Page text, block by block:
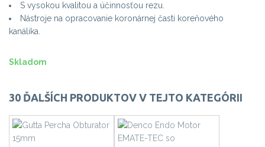
S vysokou kvalitou a účinnosťou rezu.
Nástroje na opracovanie koronárnej časti koreňového
kanálika.
Skladom
30 ĎALŠÍCH PRODUKTOV V TEJTO KATEGÓRII